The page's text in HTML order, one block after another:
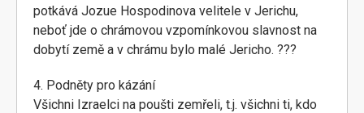
potkává Jozue Hospodinova velitele v Jerichu,
neboť jde o chrámovou vzpomínkovou slavnost na
dobytí země a v chrámu bylo malé Jericho. ???
4. Podněty pro kázání
Všichni Izraelci na poušti zemřeli, t.j. všichni ti, kdo